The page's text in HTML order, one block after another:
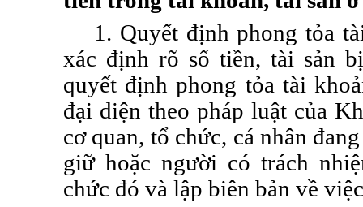
1. Quyết định phong tỏa
xác định rõ số tiền, tài sản
quyết định phong tỏa tài
đại diện theo pháp luật của
cơ quan, tổ chức, cá nhân
giữ hoặc người có trách
chức đó và lập biên bản về